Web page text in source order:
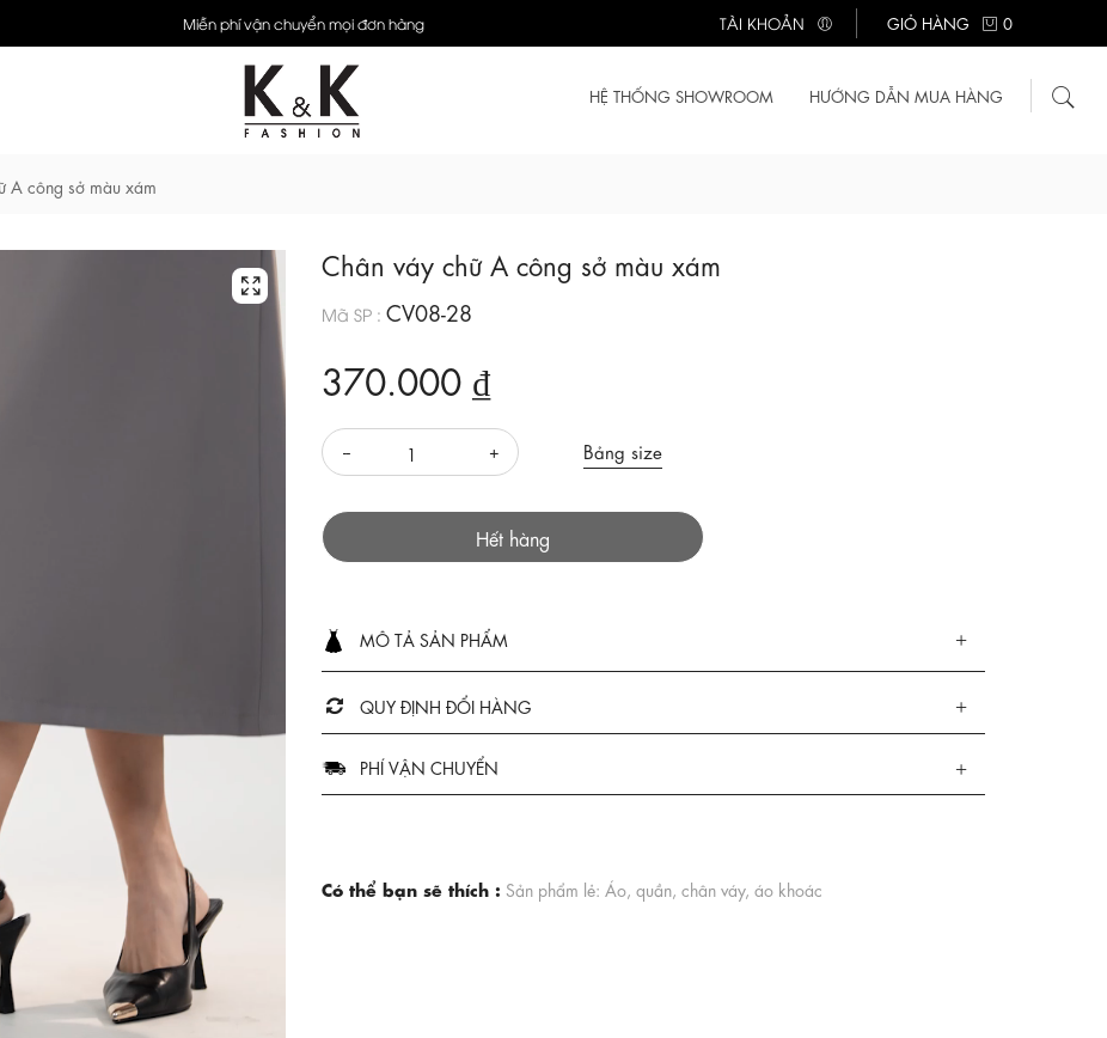
Miễn phí vận chuyển mọi đơn hàng TÀI KHOẢN GIỎ HÀNG 0
HỆ THỐNG SHOWROOM HƯỚNG DẪN MUA HÀNG
A công sở màu xám
Chân váy chữ A công sở màu xám
Mã SP : CV08-28
370.000 ₫
Bảng size
Hết hàng
MÔ TẢ SẢN PHẨM
QUY ĐỊNH ĐỔI HÀNG
PHÍ VẬN CHUYỂN
Có thể bạn sẽ thích : Sản phẩm lẻ: Áo, quần, chân váy, áo khoác